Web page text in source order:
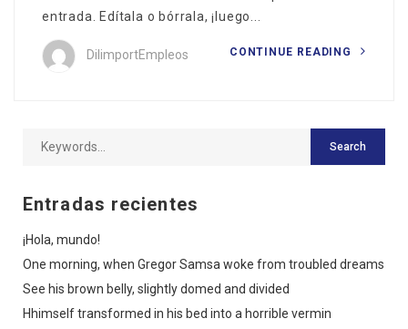
entrada. Edítala o bórrala, ¡luego...
DilimportEmpleos CONTINUE READING
Entradas recientes
¡Hola, mundo!
One morning, when Gregor Samsa woke from troubled dreams
See his brown belly, slightly domed and divided
Hhimself transformed in his bed into a horrible vermin